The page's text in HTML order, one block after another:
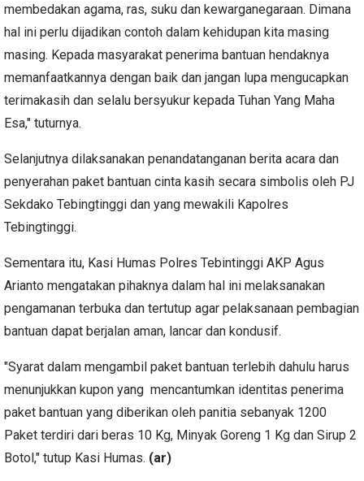
membedakan agama, ras, suku dan kewarganegaraan. Dimana
hal ini perlu dijadikan contoh dalam kehidupan kita masing
masing. Kepada masyarakat penerima bantuan hendaknya
memanfaatkannya dengan baik dan jangan lupa mengucapkan
terimakasih dan selalu bersyukur kepada Tuhan Yang Maha
Esa," tuturnya.
Selanjutnya dilaksanakan penandatanganan berita acara dan
penyerahan paket bantuan cinta kasih secara simbolis oleh PJ
Sekdako Tebingtinggi dan yang mewakili Kapolres
Tebingtinggi.
Sementara itu, Kasi Humas Polres Tebintinggi AKP Agus
Arianto mengatakan pihaknya dalam hal ini melaksanakan
pengamanan terbuka dan tertutup agar pelaksanaan pembagian
bantuan dapat berjalan aman, lancar dan kondusif.
"Syarat dalam mengambil paket bantuan terlebih dahulu harus
menunjukkan kupon yang mencantumkan identitas penerima
paket bantuan yang diberikan oleh panitia sebanyak 1200
Paket terdiri dari beras 10 Kg, Minyak Goreng 1 Kg dan Sirup 2
Botol," tutup Kasi Humas. (ar)